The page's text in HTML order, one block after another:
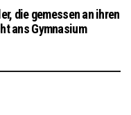
die gemessen an ihren
ans Gymnasium